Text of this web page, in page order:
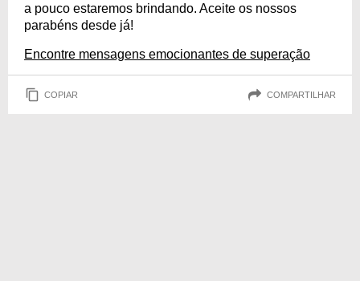
a pouco estaremos brindando. Aceite os nossos
parabéns desde já!
Encontre mensagens emocionantes de superação
COPIAR COMPARTILHAR